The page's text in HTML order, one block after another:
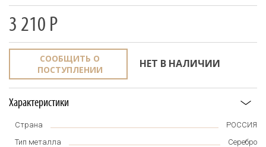
3 210 Р
СООБЩИТЬ О
ПОСТУПЛЕНИИ
НЕТ В НАЛИЧИИ
Характеристики
Страна
РОССИЯ
Тип металла
Серебро